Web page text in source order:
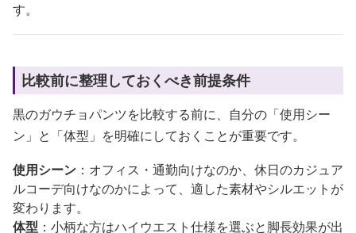
す。
比較前に整理しておくべき前提条件
黒のガウチョパンツを比較する前に、自分の「使用シー
ン」と「体型」を明確にしておくことが重要です。
使用シーン ：オフィス・通勤向けなのか、休日のカジュア
ルコーデ向けなのかによって、適した素材やシルエットが
変わります。
体型 ：小柄な方はハイウエスト仕様を選ぶと脚長効果が出